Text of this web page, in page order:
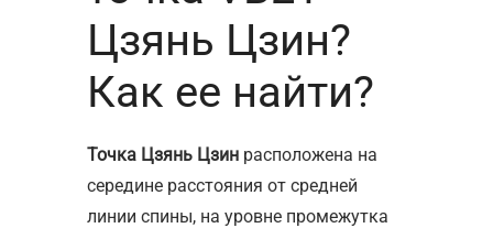
Цзянь Цзин?
Как ее найти?
Точка Цзянь Цзин расположена на
середине расстояния от средней
линии спины, на уровне промежутка